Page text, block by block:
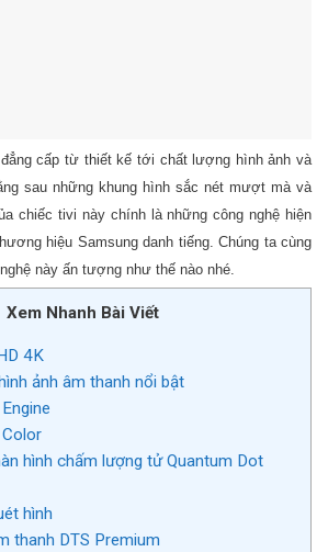
đẳng cấp từ thiết kế tới chất lượng hình ảnh và
sau những khung hình sắc nét mượt mà và
chiếc tivi này chính là những công nghệ hiện
hiệu Samsung danh tiếng. Chúng ta cùng
này ấn tượng như thế nào nhé.
Xem Nhanh Bài Viết
4K
ảnh âm thanh nổi bật
hình chấm lượng tử Quantum Dot
hình
thanh DTS Premium